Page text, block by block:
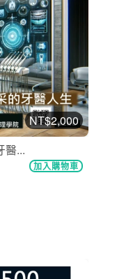
NT$2,000
醫...
加入購物車